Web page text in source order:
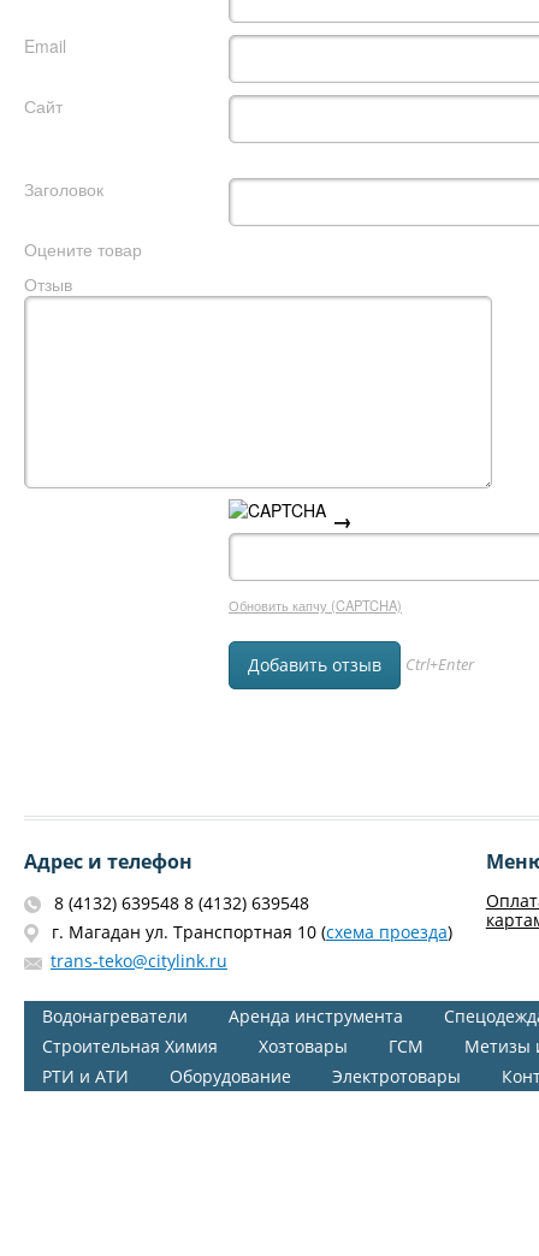
Email
Сайт
Заголовок
Оцените товар
Отзыв
→
Обновить капчу (CAPTCHA)
Ctrl+Enter
Адрес и телефон
8 (4132) 639548 8 (4132) 639548
г. Магадан ул. Транспортная 10 (схема проезда)
trans-teko@citylink.ru
Водонагреватели Аренда инструмента
Строительная Химия
Хозтовары ГСМ
Метизы
РТИ и АТИ
Оборудование Электротовары